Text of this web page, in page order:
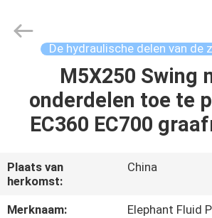
PRODUCTEN
ONGEVEER
ONS
Fluid
Power
De hydraulische delen van de
M5X250 Swing
onderdelen toe te
EC360 EC700
Plaats van
herkomst:
China
Merknaam:
Elephant Fluid